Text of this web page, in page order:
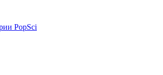
PopSci